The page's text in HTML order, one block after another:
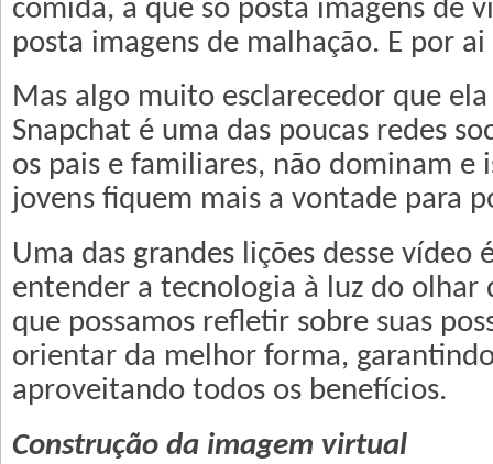
comida, a que só posta imagens de
posta imagens de malhação. E por
Mas algo muito esclarecedor que
Snapchat é uma das poucas redes
os pais e familiares, não dominam e
jovens fiquem mais a vontade para
Uma das grandes lições desse vídeo
entender a tecnologia à luz do olhar
que possamos refletir sobre suas
orientar da melhor forma,
aproveitando todos os benefícios.
Construção da imagem virtual